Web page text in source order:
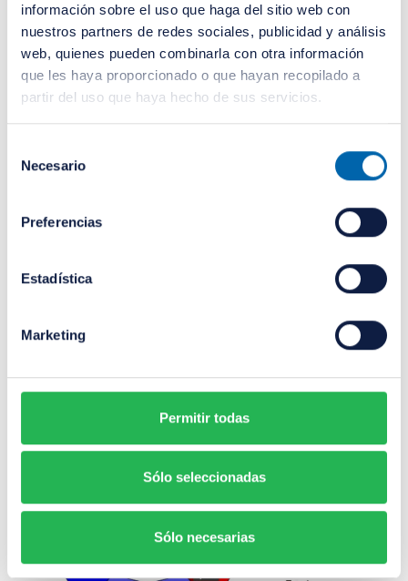
información sobre el uso que haga del sitio web con
nuestros partners de redes sociales, publicidad y análisis
web, quienes pueden combinarla con otra información
que les haya proporcionado o que hayan recopilado a
partir del uso que haya hecho de sus servicios.
Necesario
Preferencias
Estadística
Marketing
Permitir todas
Sólo seleccionadas
Sólo necesarias
Por exposición a activos
Por exposición a activos